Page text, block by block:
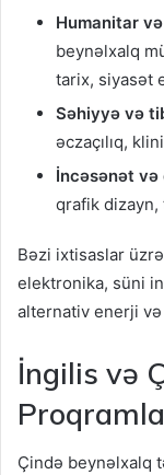
Humanitar
beynəlxalq
tarix, siyasət
Səhiyyə və
əczaçılıq,
İncəsənət və
qrafik dizayn,
Bəzi ixtisaslar
elektronika, süni
alternativ enerji
İngilis və
Çində beynəlxalq